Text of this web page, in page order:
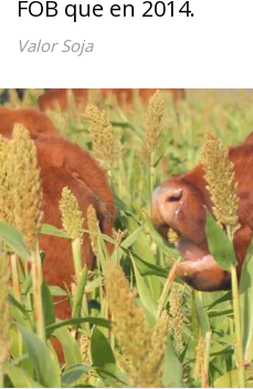
FOB que en 2014.
Valor Soja